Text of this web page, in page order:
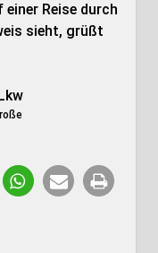
Reise durch
sieht, grüßt